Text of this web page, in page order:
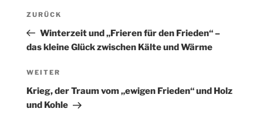
Beitragsnavigation
Vorheriger
Beitrag
ZURÜCK
Winterzeit und „Frieren für den Frieden“ –
das kleine Glück zwischen Kälte und Wärme
Nächster
Beitrag
WEITER
Krieg, der Traum vom „ewigen Frieden“ und Holz
und Kohle